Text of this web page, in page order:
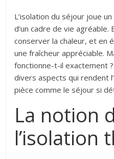
L’isolation du séjour joue
d’un cadre de vie
conserver la chaleur, et en
une fraîcheur appréciable.
fonctionne-t-il exactement
divers aspects qui rendent
pièce comme le séjour si
La notion
l’isolation